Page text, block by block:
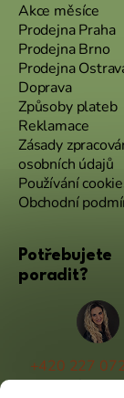
Akce měsíce
Prodejna Praha
Prodejna Brno
Prodejna
Doprava
Způsoby plateb
Reklamace
Zásady
osobních údajů
Používání
Obchodní
Potřebujete
poradit?
+420 227
(Po - Pá 9:00